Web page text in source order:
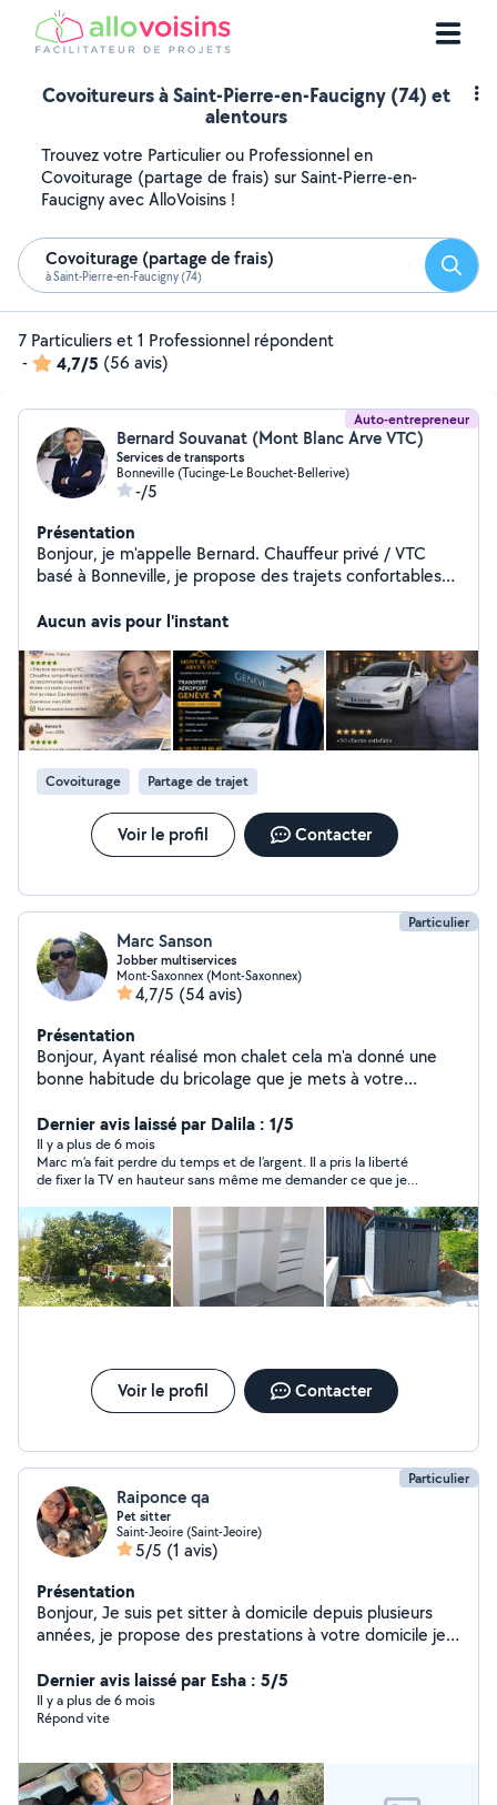
Covoitureurs à Saint-Pierre-en-Faucigny (74) et
alentours
Trouvez votre Particulier ou Professionnel en
Covoiturage (partage de frais) sur Saint-Pierre-en-
Faucigny avec AlloVoisins !
Covoiturage (partage de frais)
à Saint-Pierre-en-Faucigny (74)
7 Particuliers et 1 Professionnel répondent
-
4,7/5 (56 avis)
Auto-entrepreneur
Bernard Souvanat (Mont Blanc Arve VTC)
Services de transports
Bonneville (Tucinge-Le Bouchet-Bellerive)
-/5
Présentation
Bonjour, je m'appelle Bernard. Chauffeur privé / VTC
basé à Bonneville, je propose des trajets confortables
gares, aéroports, rendez-vous médicaux, sorties,
conduire en montagne (vallée de l'Arve, Genève,
Chamonix, Annecy), je m'adapte à vos horaires, y
compris tôt le matin et tard le soir. Père de famille, j'ai à
cœur d'offrir un service fiable et respectueux, pour les
adultes comme pour les enfants. N'hésitez pas à me
contacter pour un devis ou toute question, je vous
répondrai rapidement.
Aucun avis pour l'instant
Covoiturage Partage de trajet
Voir le profil Contacter
Particulier
Marc Sanson
Jobber multiservices
Mont-Saxonnex (Mont-Saxonnex)
4,7/5 (54 avis)
Présentation
Bonjour, Ayant réalisé mon chalet cela m'a donné une
bonne habitude du bricolage que je mets à votre
Dernier avis laissé par Dalila : 1/5
Il y a plus de 6 mois
Marc m’a fait perdre du temps et de l’argent. Il a pris la liberté
de fixer la TV en hauteur sans même me demander ce que je
me concerter ma TV était fixer quasiment à raz du plafond. La
TV est tombé du mur peu de temps après. Pour le meuble de
salle de bain il a bousillé la faïence neuve au mur en fixant le
meuble à une hauteur non standard, utilisation de l’évier non
fonctionnel. Il n’a pas respecté les consignes. Il a fait des
découpe dans mon meuble d’évier au lieu de simplement le
Voir le profil Contacter
Particulier
Raiponce qa
Pet sitter
Saint-Jeoire (Saint-Jeoire)
5/5 (1 avis)
Présentation
Bonjour, Je suis pet sitter à domicile depuis plusieurs
années, je propose des prestations à votre domicile je
de l'ACACED n'hésitez pas si vous avez des questions Je
fait également du baby sitting étant anciennement
auxiliaire de vie. Je me suis occupée d'une petite fille
je saurais m'occuper de vos enfants. N'hésitez pas à me
contacter pour discuter
Dernier avis laissé par Esha : 5/5
Il y a plus de 6 mois
Répond vite